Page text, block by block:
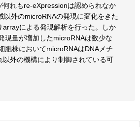
何れもre-eXpressionは認められなか
以外のmicroRNAの発現に変化をきた
arrayによる発現解析を行った。しか
現量が増加したmicroRNAは数少な
胞株においてmicroRNAはDNAメチ
以外の機構により制御されている可